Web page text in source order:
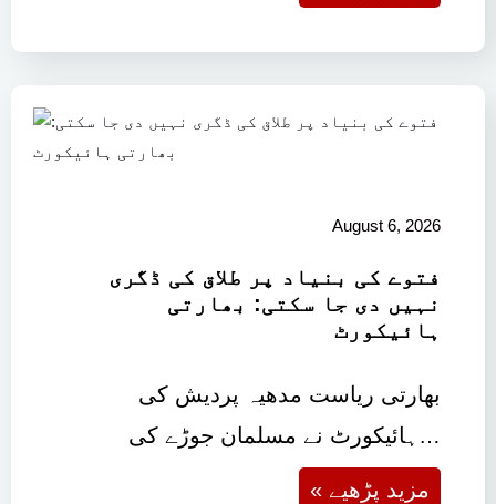
August 6, 2026
فتوے کی بنیاد پر طلاق کی ڈگری
نہیں دی جا سکتی: بھارتی
ہائیکورٹ
بھارتی ریاست مدھیہ پردیش کی
ہائیکورٹ نے مسلمان جوڑے کی…
« مزید پڑھیے